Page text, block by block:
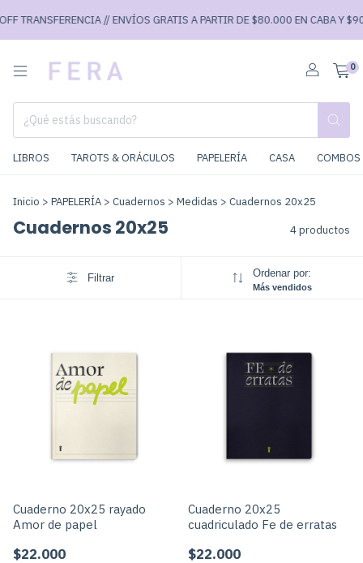
TRANSFERENCIA // ENVÍOS GRATIS A PARTIR DE $80.000 EN CABA Y
0
LIBROS TAROTS & ORÁCULOS PAPELERÍA CASA
Inicio > PAPELERÍA > Cuadernos > Medidas > Cuadernos 20x25
Cuadernos 20x25 4 productos
Filtrar Ordenar por:
Más vendidos
Cuaderno 20x25 rayado
Amor de papel
$22.000
Cuaderno 20x25
cuadriculado Fe de erratas
$22.000